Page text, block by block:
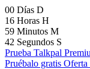
00 Días D
16 Horas H
59 Minutos M
41 Segundos S
Prueba Talkpal
Pruébalo gratis Oferta